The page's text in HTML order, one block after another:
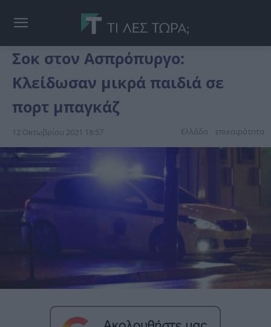
Σοκ στον Ασπρόπυργο:
Κλείδωσαν μικρά παιδιά σε
πορτ μπαγκάζ
12 Οκτωβρίου 2021 18:57 Ελλάδα επικαιpότnτα